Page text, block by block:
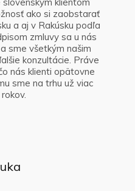
ako si zaobstarať
a aj v Rakúsku podľa
zmluvy sa u nás
sme všetkým našim
konzultácie. Práve
nás klienti opätovne
sme na trhu už viac